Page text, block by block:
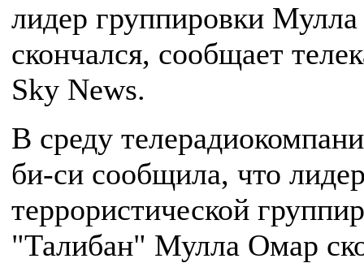
лидер группировки
скончался, сообщает
Sky News.
В среду
би-си сообщила, что
террористической
"Талибан" Мулла Омар